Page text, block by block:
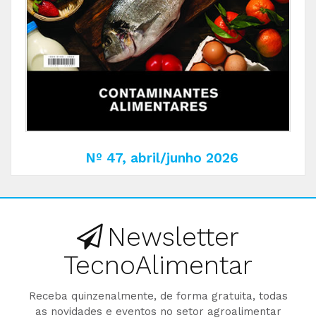
Nº 47, abril/junho 2026
Newsletter
TecnoAlimentar
Receba quinzenalmente, de forma gratuita, todas
as novidades e eventos no setor agroalimentar